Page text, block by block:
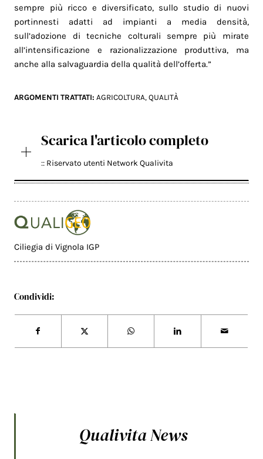
sempre più ricco e diversificato, sullo studio di nuovi
portinnesti adatti ad impianti a media densità,
sull’adozione di tecniche colturali sempre più mirate
all’intensificazione e razionalizzazione produttiva, ma
anche alla salvaguardia della qualità dell’offerta.”
ARGOMENTI TRATTATI:AGRICOLTURA,QUALITÀ
Scarica l'articolo completo
:: Riservato utenti Network Qualivita
Ciliegia di Vignola IGP
Condividi:
Qualivita News